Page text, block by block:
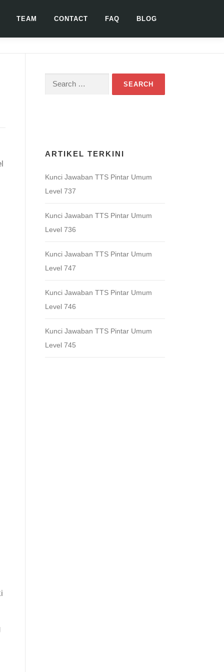
TEAM CONTACT FAQ BLOG
Search
ARTIKEL TERKINI
Kunci Jawaban TTS Pintar Umum
Level 737
Kunci Jawaban TTS Pintar Umum
Level 736
Kunci Jawaban TTS Pintar Umum
Level 747
Kunci Jawaban TTS Pintar Umum
Level 746
Kunci Jawaban TTS Pintar Umum
Level 745